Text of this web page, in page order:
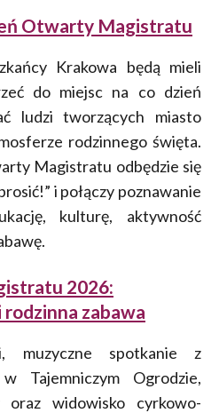
Otwarty Magistratu
Krakowa będą mieli
do miejsc na co dzień
ludzi tworzących miasto
rodzinnego święta.
Magistratu odbędzie się
i połączy poznawanie
kulturę, aktywność
2026:
zabawa
muzyczne spotkanie z
Tajemniczym Ogrodzie,
oraz widowisko cyrkowo-